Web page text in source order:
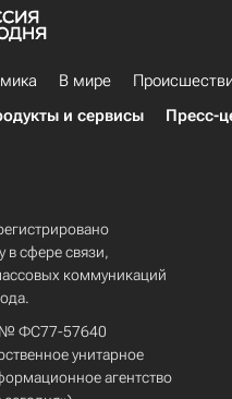
В мире
и сервисы Пресс-
в сфере связи,
коммуникаций
№ ФС77-57640
унитарное
агентство